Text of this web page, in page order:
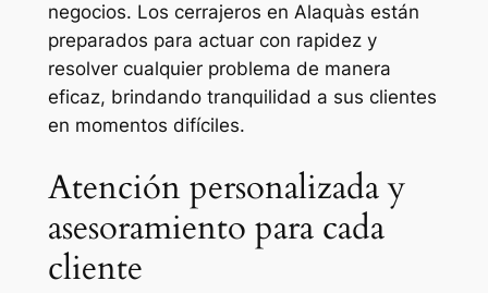
negocios. Los cerrajeros en Alaquàs están
preparados para actuar con rapidez y
resolver cualquier problema de manera
eficaz, brindando tranquilidad a sus clientes
en momentos difíciles.
Atención personalizada y
asesoramiento para cada
cliente